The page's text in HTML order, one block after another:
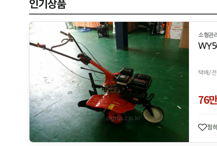
소형관
택배/전
76
찜